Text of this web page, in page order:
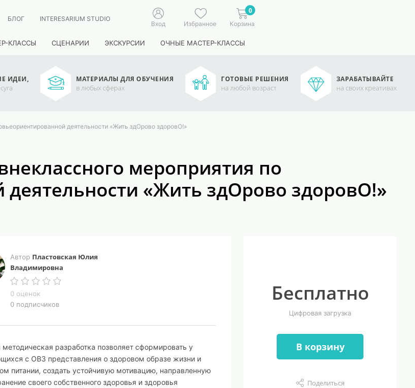
БЛОГ INTERESARIUM STUDIO
Вход Избранное
0
Корзина
КЛАССЫ СЦЕНАРИИ ЭКСКУРСИИ ОЧНЫЕ МАСТЕР-КЛАССЫ
ИДЕИ, МАТЕРИАЛЫ ДЛЯ ОБУЧЕНИЯ
в любых сферах
ГОТОВЫЕ РЕШЕНИЯ
на любой возраст
ЗАРАБАТЫВАЙТЕ
на своих креативах
деятельности «Жить здОрово здоровО!»
мероприятия по
«Жить здОрово здоровО!»
Автор Пластовская Юлия
Владимировна
0 оценок
0 подписчиков
методическая разработка позволяет сформировать у
с ОВЗ представления о здоровом образе жизни и
питании, создать устойчивую мотивацию, направленную
своего собственного здоровья и здоровья
Бесплатно
Цифровая загрузка
В корзину
Поделиться